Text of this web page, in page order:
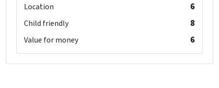
Location 6
Child friendly 8
Value for money 6